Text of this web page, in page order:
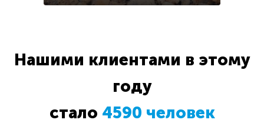
Нашими клиентами в этому
году
стало 4590 человек